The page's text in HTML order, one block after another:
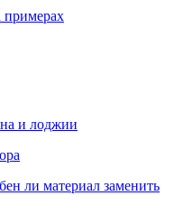
примерах
и лоджии
ли материал заменить